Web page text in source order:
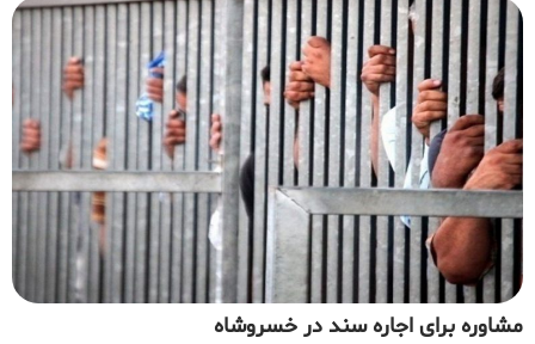
مشاوره برای اجاره سند در خسروشاه